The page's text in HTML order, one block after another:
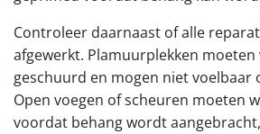
Controleer daarnaast of alle
afgewerkt. Plamuurplekken moeten
geschuurd en mogen niet voelbaar
Open voegen of scheuren moeten
voordat behang wordt